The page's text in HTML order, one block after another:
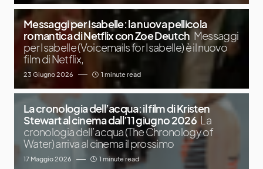
Messaggi per Isabelle: la nuova pellicola
romantica di Netflix con Zoe Deutch Messaggi
per Isabelle (Voicemails for Isabelle) è il nuovo
film di Netflix,
23 Giugno 2026 1 minute read
La cronologia dell’acqua: il film di Kristen
Stewart al cinema dall’11 giugno 2026 La
cronologia dell’acqua (The Chronology of
Water) arriva al cinema il prossimo
17 Maggio 2026 1 minute read